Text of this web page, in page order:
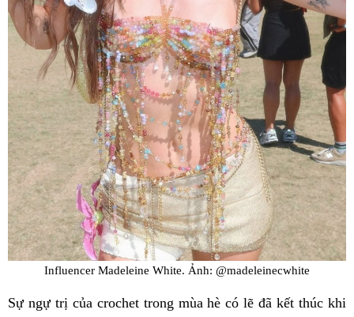
Influencer Madeleine White. Ảnh: @madeleinecwhite
Sự ngự trị của crochet trong mùa hè có lẽ đã kết thúc khi